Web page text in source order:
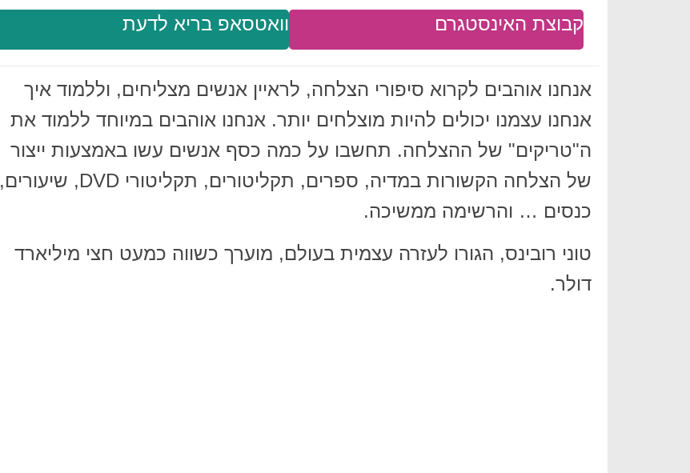
וואטסאפ בריא לדעת קבוצת האינסטגרם
אנחנו אוהבים לקרוא סיפורי הצלחה, לראיין אנשים מצליחים, וללמוד איך
אנחנו עצמנו יכולים להיות מוצלחים יותר. אנחנו אוהבים במיוחד ללמוד את
ה"טריקים" של ההצלחה. תחשבו על כמה כסף אנשים עשו באמצעות ייצור
של הצלחה הקשורות במדיה, ספרים, תקליטורים, תקליטורי DVD, שיעורים,
כנסים … והרשימה ממשיכה.
טוני רובינס, הגורו לעזרה עצמית בעולם, מוערך כשווה כמעט חצי מיליארד
דולר.